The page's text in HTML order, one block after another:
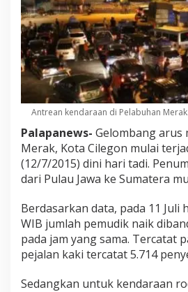
Antrean kendaraan di Pelabuhan
Palapanews- Gelombang arus
Merak, Kota Cilegon mulai
(12/7/2015) dini hari tadi.
dari Pulau Jawa ke Sumatera
Berdasarkan data, pada 11 Juli
WIB jumlah pemudik naik
pada jam yang sama. Tercatat
pejalan kaki tercatat 5.714
Sedangkan untuk kendaraan